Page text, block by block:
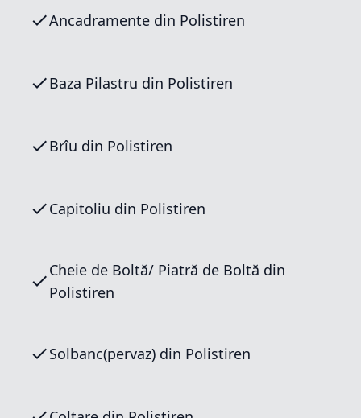
Ancadramente din Polistiren
Baza Pilastru din Polistiren
Brîu din Polistiren
Capitoliu din Polistiren
Cheie de Boltă/ Piatră de Boltă din
Polistiren
Solbanc(pervaz) din Polistiren